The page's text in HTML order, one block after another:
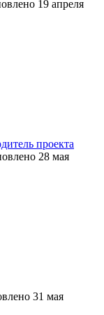
19 апреля
проекта
28 мая
31 мая